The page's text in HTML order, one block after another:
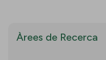
Àrees de Recerca